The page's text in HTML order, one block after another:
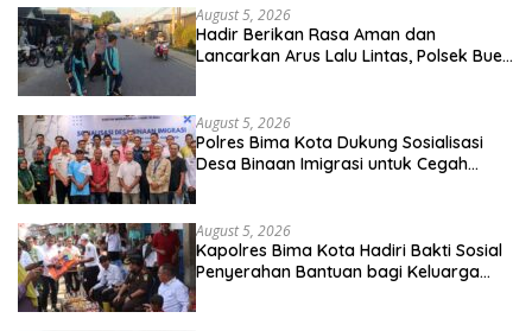
August 5, 2026
Hadir Berikan Rasa Aman dan
Lancarkan Arus Lalu Lintas, Polsek Buer
August 5, 2026
Polres Bima Kota Dukung Sosialisasi
Desa Binaan Imigrasi untuk Cegah
August 5, 2026
Kapolres Bima Kota Hadiri Bakti Sosial
Penyerahan Bantuan bagi Keluarga